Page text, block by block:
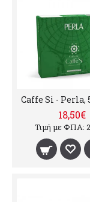
18,50€
Τιμή με ΦΠΑ: